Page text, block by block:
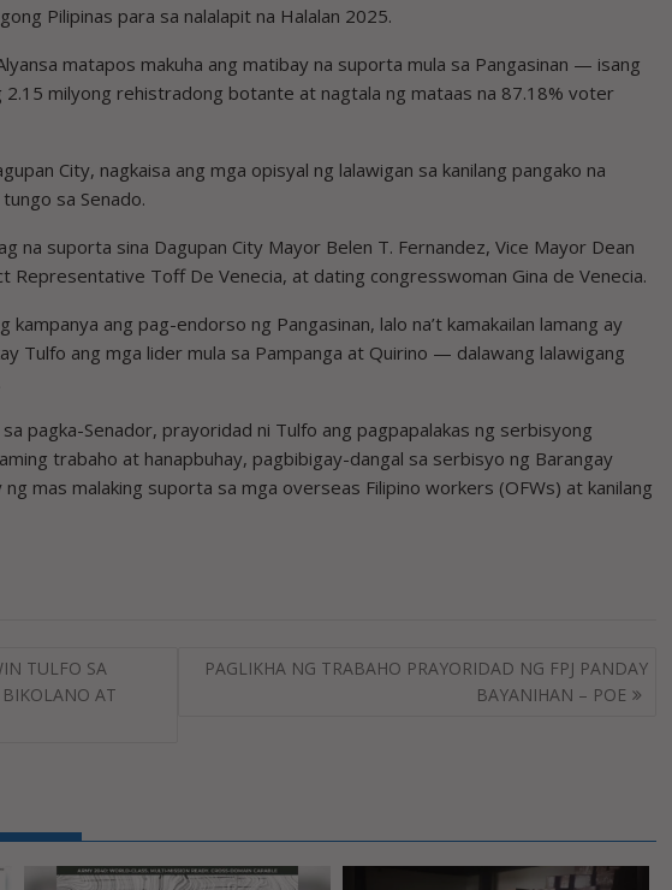
Pilipinas para sa nalalapit na Halalan 2025.
matapos makuha ang matibay na suporta mula sa Pangasinan — isang
2.15 milyong rehistradong botante at nagtala ng mataas na 87.18% voter
City, nagkaisa ang mga opisyal ng lalawigan sa kanilang pangako na
sa Senado.
na suporta sina Dagupan City Mayor Belen T. Fernandez, Vice Mayor Dean
Representative Toff De Venecia, at dating congresswoman Gina de Venecia.
kampanya ang pag-endorso ng Pangasinan, lalo na’t kamakailan lamang ay
Tulfo ang mga lider mula sa Pampanga at Quirino — dalawang lalawigang
pagka-Senador, prayoridad ni Tulfo ang pagpapalakas ng serbisyong
trabaho at hanapbuhay, pagbibigay-dangal sa serbisyo ng Barangay
mas malaking suporta sa mga overseas Filipino workers (OFWs) at kanilang
TULFO SA
AT
PAGLIKHA NG TRABAHO PRAYORIDAD NG FPJ PANDAY
BAYANIHAN – POE